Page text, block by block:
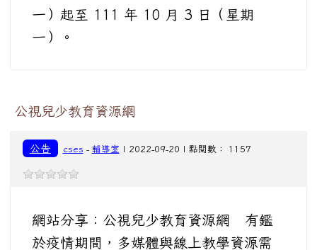
一）起至 111 年 10 月 3 日（星期
一）。
公視兒少教育資源網
公告 cses - 輔導室 | 2022-09-20 | 點閱數： 1157
網站分享：公視兒少教育資源網 有鑑
於疫情期間，多媒體與線上教學資源需